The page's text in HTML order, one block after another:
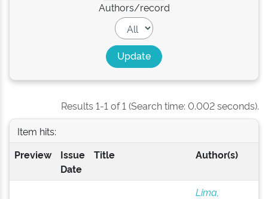
Authors/record
Results 1-1 of 1 (Search time: 0.002 seconds).
Item hits:
Preview
Issue
Date
Title Author(s)
Lima,